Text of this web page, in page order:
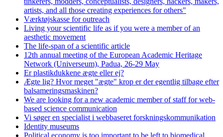
artists, and all those creating experiences for others"
Værktøjskasse for outreach
Living your scientific life as if you were a member of an
aesthetic movement
The life-span of a scientific article
12th annual meeting of the European Academic Heritage
Network (Universeum), Padua, 26-29 May
Er plastikdukkene ægte eller ej?
Ægte lig? Hvor meget "ægte" krop er der egentlig tilbage efter
balsameringsmaskinen?
We are looking for a new academic member of staff for web-
based science communication
Vi søger en specialist i webbaseret forskningskommunikation
Identity museums
Political economy is too important to be left to biomedical